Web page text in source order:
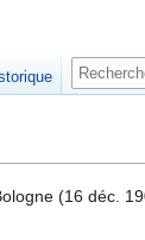
(16 déc.